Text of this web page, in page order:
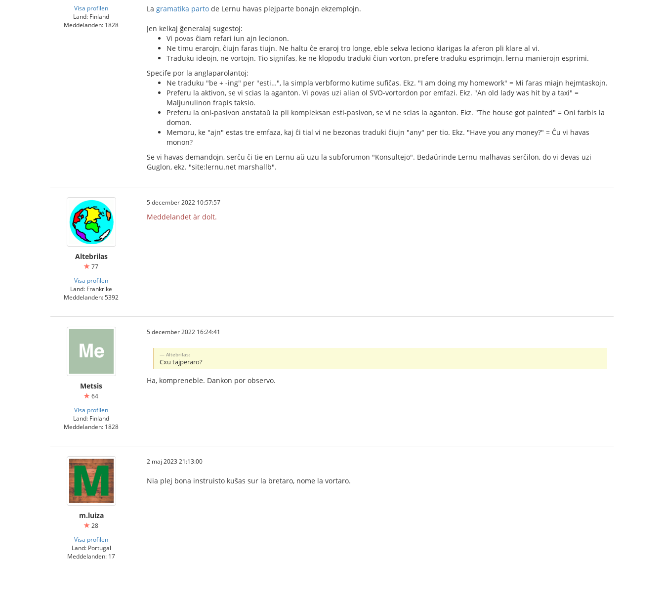
Visa profilen
Land: Finland
Meddelanden: 1828
La gramatika parto de Lernu havas plejparte bonajn ekzemplojn.
Jen kelkaj ĝeneralaj sugestoj:
Vi povas ĉiam refari iun ajn lecionon.
Ne timu erarojn, ĉiujn faras tiujn. Ne haltu ĉe eraroj tro longe, eble sekva leciono klarigas la aferon pli klare al vi.
Traduku ideojn, ne vortojn. Tio signifas, ke ne klopodu traduki ĉiun vorton, prefere traduku esprimojn, lernu manierojn esprimi.
Specife por la anglaparolantoj:
Ne traduku "be + -ing" per "esti…", la simpla verbformo kutime sufiĉas. Ekz. "I am doing my homework" = Mi faras miajn hejmtaskojn.
Preferu la aktivon, se vi scias la aganton. Vi povas uzi alian ol SVO-vortordon por emfazi. Ekz. "An old lady was hit by a taxi" =
Maljunulinon frapis taksio.
Preferu la oni-pasivon anstataŭ la pli kompleksan esti-pasivon, se vi ne scias la aganton. Ekz. "The house got painted" = Oni farbis la
domon.
Memoru, ke "ajn" estas tre emfaza, kaj ĉi tial vi ne bezonas traduki ĉiujn "any" per tio. Ekz. "Have you any money?" = Ĉu vi havas
monon?
Se vi havas demandojn, serĉu ĉi tie en Lernu aŭ uzu la subforumon "Konsultejo". Bedaŭrinde Lernu malhavas serĉilon, do vi devas uzi
Guglon, ekz. "site:lernu.net marshallb".
Altebrilas
77
Visa profilen
Land: Frankrike
Meddelanden: 5392
5 december 2022 10:57:57
Meddelandet är dolt.
Metsis
64
Visa profilen
Land: Finland
Meddelanden: 1828
5 december 2022 16:24:41
Altebrilas:
Cxu tajperaro?
Ha, kompreneble. Dankon por observo.
m.luiza
28
Visa profilen
Land: Portugal
Meddelanden: 17
2 maj 2023 21:13:00
Nia plej bona instruisto kuŝas sur la bretaro, nome la vortaro.